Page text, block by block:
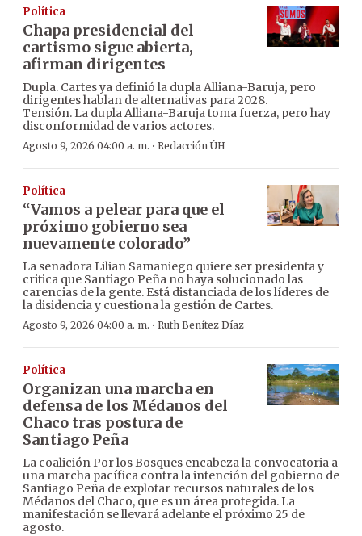
Política
Chapa presidencial del
cartismo sigue abierta,
afirman dirigentes
Dupla. Cartes ya definió la dupla Alliana-Baruja, pero
dirigentes hablan de alternativas para 2028.
Tensión. La dupla Alliana-Baruja toma fuerza, pero hay
disconformidad de varios actores.
Agosto 9, 2026 04:00 a. m. · Redacción ÚH
Política
“Vamos a pelear para que el
próximo gobierno sea
nuevamente colorado”
La senadora Lilian Samaniego quiere ser presidenta y
critica que Santiago Peña no haya solucionado las
carencias de la gente. Está distanciada de los líderes de
la disidencia y cuestiona la gestión de Cartes.
Agosto 9, 2026 04:00 a. m. · Ruth Benítez Díaz
Política
Organizan una marcha en
defensa de los Médanos del
Chaco tras postura de
Santiago Peña
La coalición Por los Bosques encabeza la convocatoria a
una marcha pacífica contra la intención del gobierno de
Santiago Peña de explotar recursos naturales de los
Médanos del Chaco, que es un área protegida. La
manifestación se llevará adelante el próximo 25 de
agosto.